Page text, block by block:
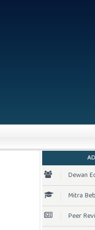
Dewan
Mitra
Peer